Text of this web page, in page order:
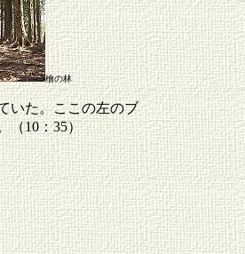
檜の林
いた。ここの左のブ
（10：35）